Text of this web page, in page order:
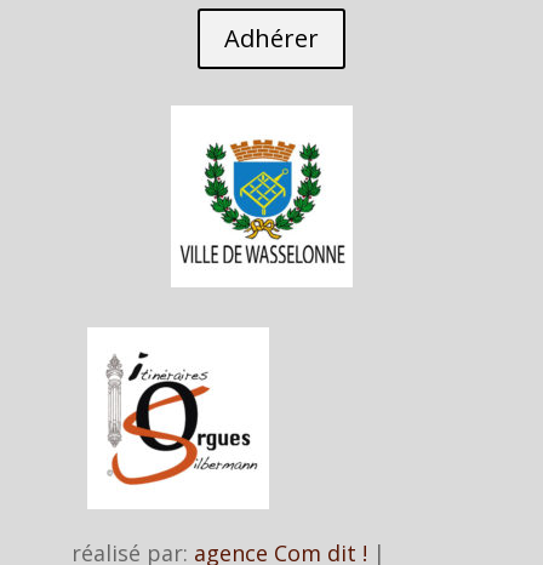
Adhérer
réalisé par: agence Com dit ! |